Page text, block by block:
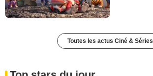
Toutes les actus Ciné & Séries